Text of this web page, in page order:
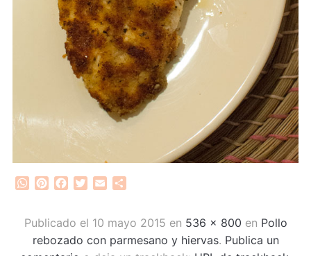
WhatsApp
PinterestFacebook
Twitter
Email
Publicado el 10 mayo 2015 en 536 × 800 en Pollo
rebozado con parmesano y hiervas. Publica un